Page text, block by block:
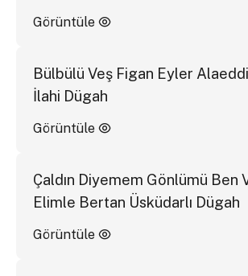
Görüntüle
Bülbülü Veş Figan Eyler
İlahi Dügah
Görüntüle
Çaldın Diyemem Gönlümü Ben
Elimle Bertan Üsküdarlı Dügah
Görüntüle